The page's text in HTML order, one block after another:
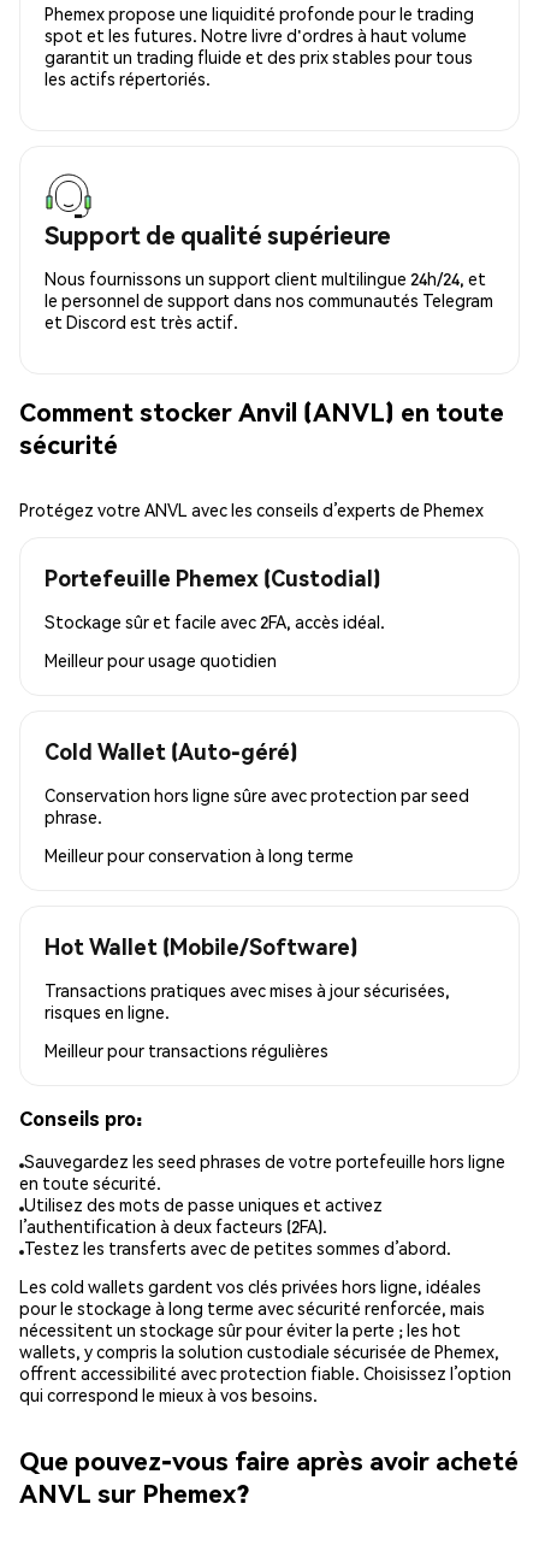
Phemex propose une liquidité profonde pour le trading
spot et les futures. Notre livre d'ordres à haut volume
garantit un trading fluide et des prix stables pour tous
les actifs répertoriés.
Support de qualité supérieure
Nous fournissons un support client multilingue 24h/24, et
le personnel de support dans nos communautés Telegram
et Discord est très actif.
Comment stocker Anvil (ANVL) en toute
sécurité
Protégez votre ANVL avec les conseils d’experts de Phemex
Portefeuille Phemex (Custodial)
Stockage sûr et facile avec 2FA, accès idéal.
Meilleur pourusage quotidien
Cold Wallet (Auto-géré)
Conservation hors ligne sûre avec protection par seed
phrase.
Meilleur pourconservation à long terme
Hot Wallet (Mobile/Software)
Transactions pratiques avec mises à jour sécurisées,
risques en ligne.
Meilleur pour transactions régulières
Conseils pro:
Sauvegardez les seed phrases de votre portefeuille hors ligne
en toute sécurité.
Utilisez des mots de passe uniques et activez
l’authentification à deux facteurs (2FA).
Testez les transferts avec de petites sommes d’abord.
Les cold wallets gardent vos clés privées hors ligne, idéales
pour le stockage à long terme avec sécurité renforcée, mais
nécessitent un stockage sûr pour éviter la perte ; les hot
wallets, y compris la solution custodiale sécurisée de Phemex,
offrent accessibilité avec protection fiable. Choisissez l’option
qui correspond le mieux à vos besoins.
Que pouvez-vous faire après avoir acheté
ANVL sur Phemex?